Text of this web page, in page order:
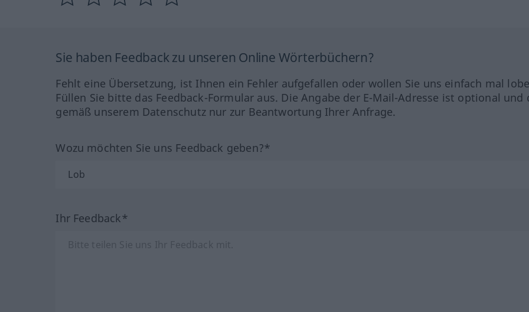
Sie haben Feedback zu unseren Online Wörterbüchern?
Fehlt eine Übersetzung, ist Ihnen ein Fehler aufgefallen oder wollen Sie uns einfach mal
Füllen Sie bitte das Feedback-Formular aus. Die Angabe der E-Mail-Adresse ist optional und
gemäß unserem Datenschutz nur zur Beantwortung Ihrer Anfrage.
Wozu möchten Sie uns Feedback geben?*
Ihr Feedback*